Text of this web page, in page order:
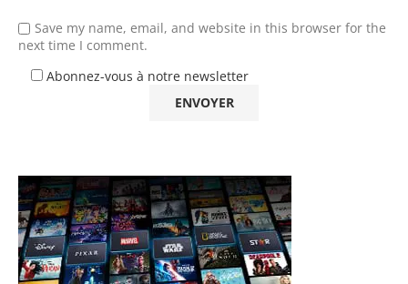
Save my name, email, and website in this browser for the
next time I comment.
Abonnez-vous à notre newsletter